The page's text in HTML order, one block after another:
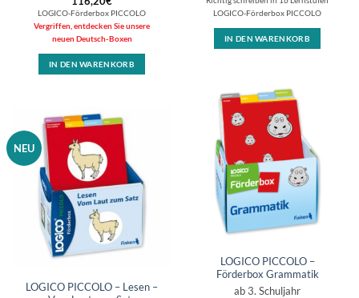
LOGICO-Förderbox PICCOLO
Vergriffen, entdecken Sie unsere
neuen Deutsch-Boxen
IN DEN WARENKORB
LOGICO-Förderbox PICCOLO
IN DEN WARENKORB
LOGICO PICCOLO –
Förderbox Grammatik
ab 3. Schuljahr
NEU
LOGICO PICCOLO – Lesen –